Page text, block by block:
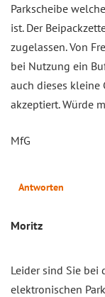
Parkscheibe
ist. Der
zugelassen. Von
bei Nutzung ein
auch dieses kleine
akzeptiert. Würde
MfG
Antworten
Moritz
Leider sind Sie bei
elektronischen